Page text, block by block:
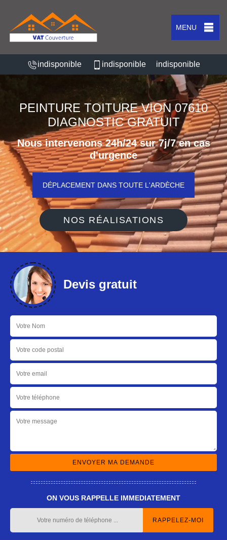
MENU
indisponible indisponible indisponible
PEINTURE TOITURE VION 07610
DIAGNOSTIC GRATUIT
Nous intervenons 24h/24 sur 7j/7 en cas
d'urgence
DÉPLACEMENT DANS TOUTE L'ARDÈCHE
NOS RÉALISATIONS
Devis gratuit
ON VOUS RAPPELLE IMMEDIATEMENT